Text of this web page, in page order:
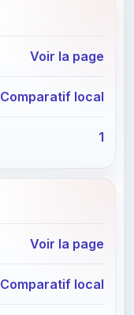
Voir la page
Comparatif local
1
Voir la page
Comparatif local